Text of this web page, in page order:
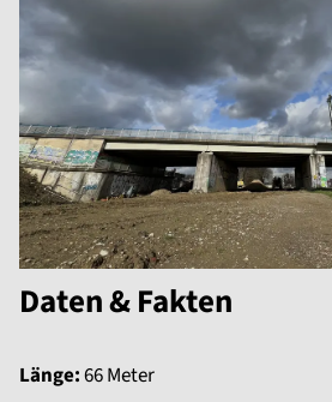
Daten & Fakten
Länge:66 Meter